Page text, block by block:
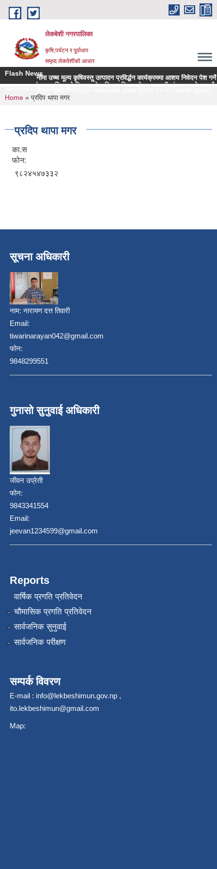
Skip to main content
लेकबेशी नगरपालिका
कृषि,पर्यटन र पू्र्वाधार
समृध्द लेकवेशीको आधार
Flash News
सहलगानीमा उच्च मूल्य कृषिवस्तु उत्पादन प्रविर्द्धन कार्यक्रममा आशय निवेदन पेश गर्ने
लकेवेशी नगरपालिकाको नियमन क्षेत्रधिकार भित्र रहेका सहकारी संस्थाहरुको समयमै
You are here
Home » प्रदिप थापा मगर
प्रदिप थापा मगर
का.स
फोन:
९८२४५४७३३२
सूचना अधिकारी
नाम:नारायण दत्त तिवारी
Email:
tiwarinarayan042@gmail.com
फोन:
9848299551
गुनासो सुनुवाई अधिकारी
जीवन उप्रेती
फोन:
9843341554
Email:
jeevan1234599@gmail.com
Reports
वार्षिक प्रगति प्रतिवेदन
चौमासिक प्रगति प्रतिवेदन
सार्वजनिक सुनुवाई
सार्वजनिक परीक्षण
सम्पर्क विवरण
E-mail : info@lekbeshimun.gov.np ,
ito.lekbeshimun@gmail.com
Map: